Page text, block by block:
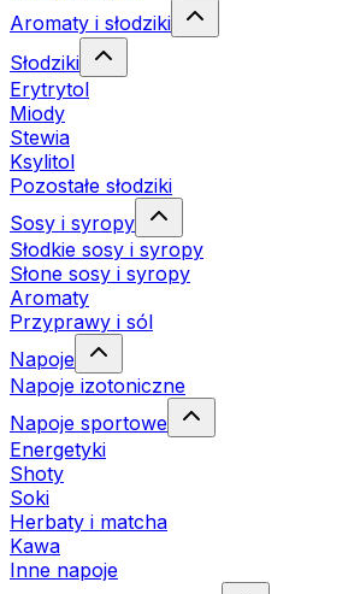
Aromaty i słodziki
Słodziki
Erytrytol
Miody
Stewia
Ksylitol
Pozostałe słodziki
Sosy i syropy
Słodkie sosy i syropy
Słone sosy i syropy
Aromaty
Przyprawy i sól
Napoje
Napoje izotoniczne
Napoje sportowe
Energetyki
Shoty
Soki
Herbaty i matcha
Kawa
Inne napoje